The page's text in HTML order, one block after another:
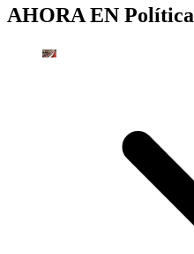
AHORA EN Política